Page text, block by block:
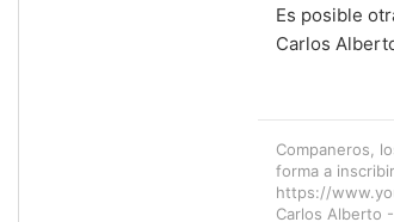
Es posible
Carlos
Companeros,
forma a
https://
Carlos Alberto